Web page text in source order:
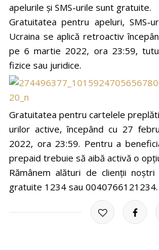
apelurile și SMS-urile sunt gratuite.
Gratuitatea pentru apeluri, SMS-
Ucraina se aplică retroactiv
pe 6 martie 2022, ora 23:59,
fizice sau juridice.
Gratuitatea pentru cartelele
urilor active, începând cu 27
2022, ora 23:59. Pentru a
prepaid trebuie să aibă activă o
Rămânem alături de clienții
gratuite 1234 sau 0040766121234.